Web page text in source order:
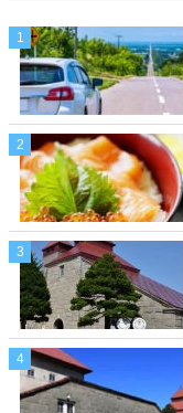
1
2
3
4